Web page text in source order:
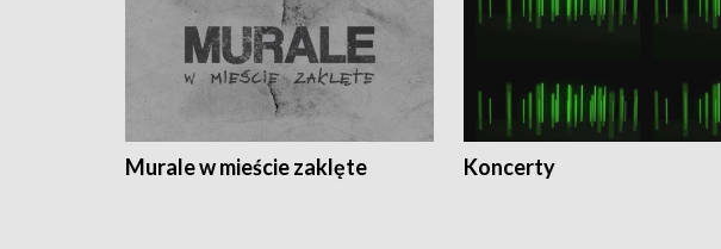
Murale w mieście zaklęte Koncerty